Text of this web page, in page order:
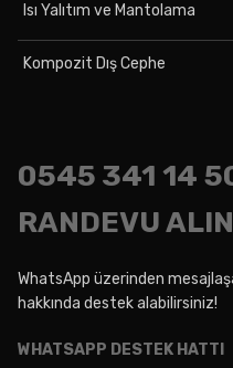
Isı Yalıtım ve Mantolama
Kompozit Dış Cephe
0545 341 14
RANDEVU ALIN
WhatsApp üzerinden
hakkında destek alabilirsiniz!
WHATSAPP DESTEK HATTI